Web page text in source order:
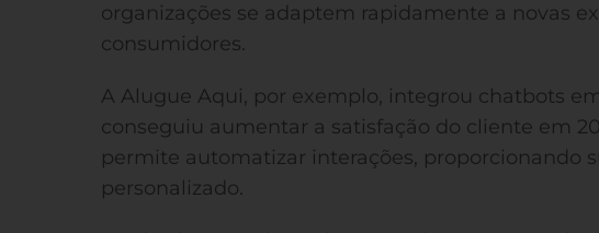
organizações se adaptem rapidamente a novas
consumidores.
A Alugue Aqui, por exemplo, integrou chatbots
conseguiu aumentar a satisfação do cliente em
permite automatizar interações, proporcionando
personalizado.